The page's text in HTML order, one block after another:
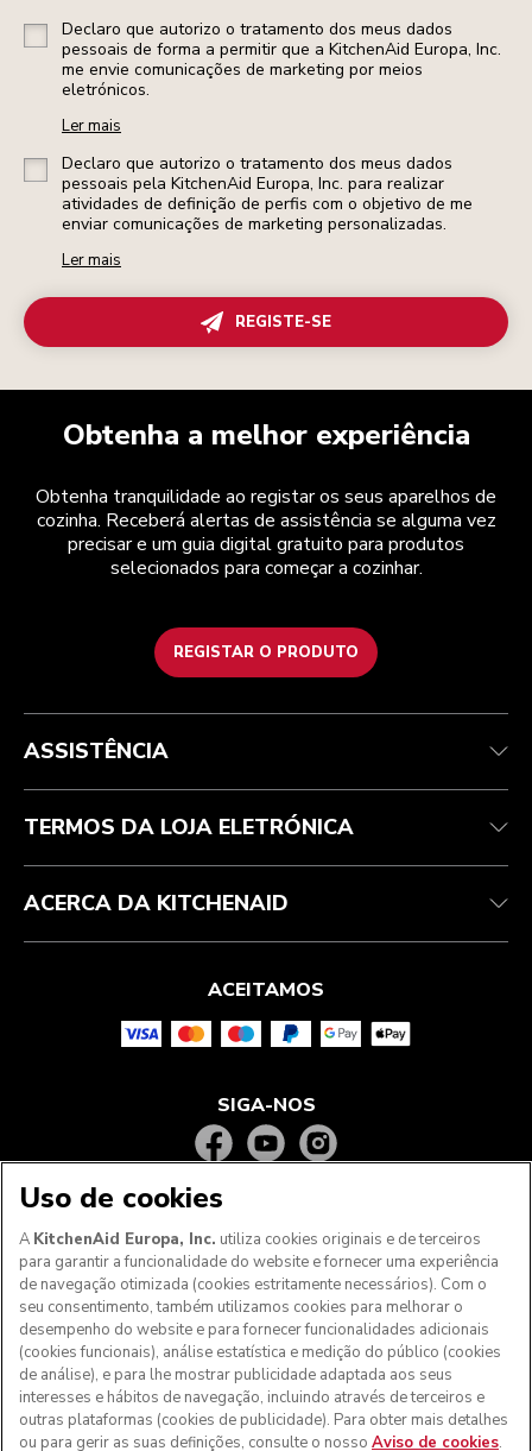
Declaro que autorizo o tratamento dos meus dados
pessoais de forma a permitir que a KitchenAid Europa, Inc.
me envie comunicações de marketing por meios
eletrónicos.
Ler mais
Declaro que autorizo o tratamento dos meus dados
pessoais pela KitchenAid Europa, Inc. para realizar
atividades de definição de perfis com o objetivo de me
enviar comunicações de marketing personalizadas.
Ler mais
REGISTE-SE
Obtenha a melhor experiência
Obtenha tranquilidade ao registar os seus aparelhos de
cozinha. Receberá alertas de assistência se alguma vez
precisar e um guia digital gratuito para produtos
selecionados para começar a cozinhar.
REGISTAR O PRODUTO
Health Check
Atendimento ao cliente
Acompanhar a sua encomenda
Garantia e documentos
Perguntas frequentes
Termos e condições
Envio e entrega
Devoluções e reembolsos
Marca
ODR
A marca
A nossa história
ASSISTÊNCIA
TERMOS DA LOJA ELETRÓNICA
ACERCA DA KITCHENAID
ACEITAMOS
SIGA-NOS
Aos clientes nos Açores, Madeira e outros territórios
portugueses: Por favor, contacte a nossa equipa de Apoio
ao Cliente para efetuar a sua encomenda, de forma a
Uso de cookies
A KitchenAid Europa, Inc. utiliza cookies originais e de terceiros
para garantir a funcionalidade do website e fornecer uma experiência
de navegação otimizada (cookies estritamente necessários). Com o
seu consentimento, também utilizamos cookies para melhorar o
desempenho do website e para fornecer funcionalidades adicionais
(cookies funcionais), análise estatística e medição do público (cookies
de análise), e para lhe mostrar publicidade adaptada aos seus
interesses e hábitos de navegação, incluindo através de terceiros e
outras plataformas (cookies de publicidade). Para obter mais detalhes
ou para gerir as suas definições, consulte o nosso Aviso de cookies.